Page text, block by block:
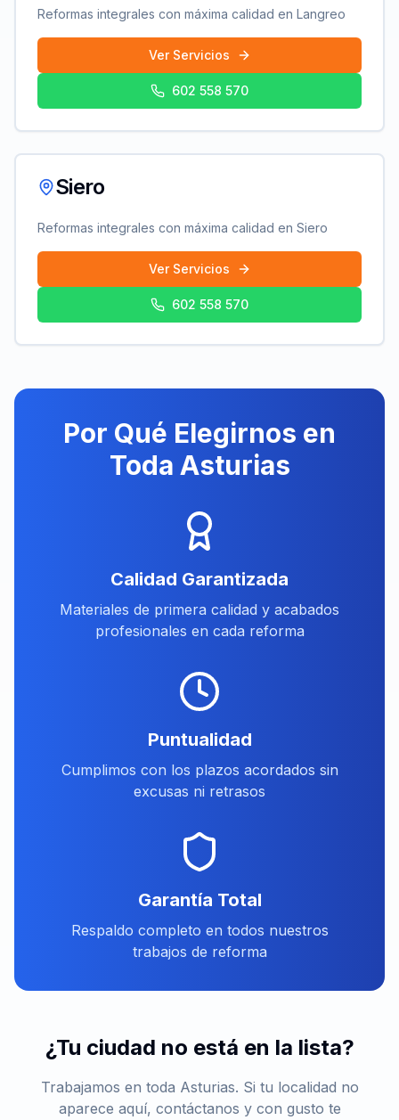
Reformas integrales con máxima calidad en Langreo
Ver Servicios
602 558 570
Siero
Reformas integrales con máxima calidad en Siero
Ver Servicios
602 558 570
Por Qué Elegirnos en
Toda Asturias
Calidad Garantizada
Materiales de primera calidad y acabados
profesionales en cada reforma
Puntualidad
Cumplimos con los plazos acordados sin
excusas ni retrasos
Garantía Total
Respaldo completo en todos nuestros
trabajos de reforma
¿Tu ciudad no está en la lista?
Trabajamos en toda Asturias. Si tu localidad no
aparece aquí, contáctanos y con gusto te